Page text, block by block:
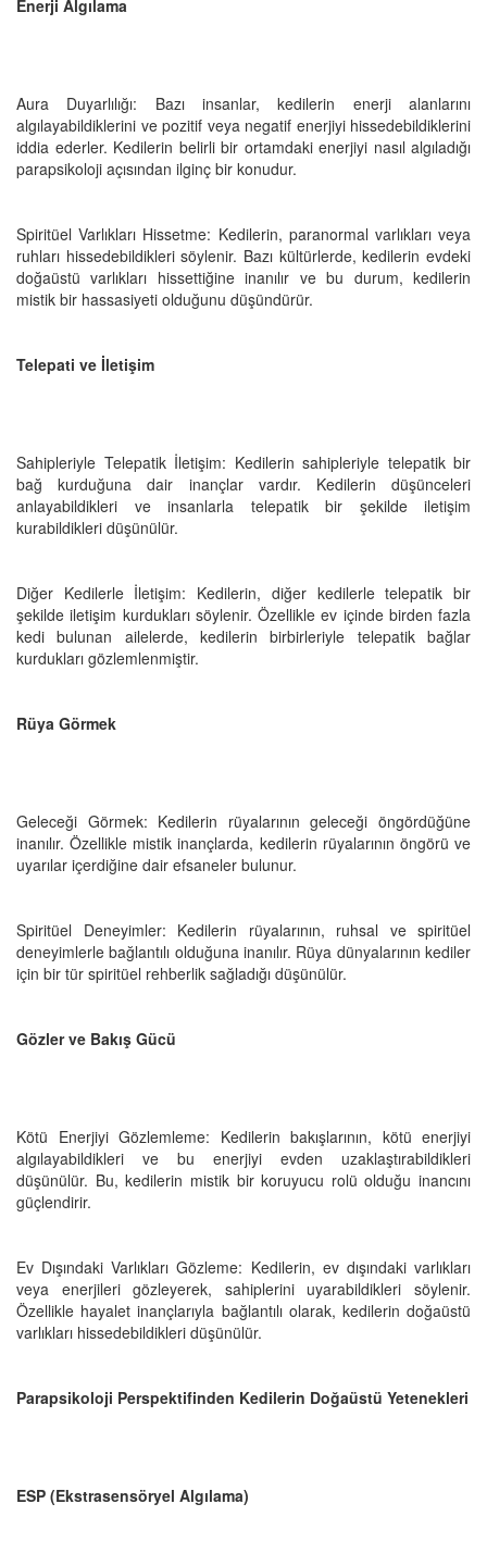
Enerji Algılama
Aura Duyarlılığı: Bazı insanlar, kedilerin enerji alanlarını
algılayabildiklerini ve pozitif veya negatif enerjiyi hissedebildiklerini
iddia ederler. Kedilerin belirli bir ortamdaki enerjiyi nasıl algıladığı
parapsikoloji açısından ilginç bir konudur.
Spiritüel Varlıkları Hissetme: Kedilerin, paranormal varlıkları veya
ruhları hissedebildikleri söylenir. Bazı kültürlerde, kedilerin evdeki
doğaüstü varlıkları hissettiğine inanılır ve bu durum, kedilerin
mistik bir hassasiyeti olduğunu düşündürür.
Telepati ve İletişim
Sahipleriyle Telepatik İletişim: Kedilerin sahipleriyle telepatik bir
bağ kurduğuna dair inançlar vardır. Kedilerin düşünceleri
anlayabildikleri ve insanlarla telepatik bir şekilde iletişim
kurabildikleri düşünülür.
Diğer Kedilerle İletişim: Kedilerin, diğer kedilerle telepatik bir
şekilde iletişim kurdukları söylenir. Özellikle ev içinde birden fazla
kedi bulunan ailelerde, kedilerin birbirleriyle telepatik bağlar
kurdukları gözlemlenmiştir.
Rüya Görmek
Geleceği Görmek: Kedilerin rüyalarının geleceği öngördüğüne
inanılır. Özellikle mistik inançlarda, kedilerin rüyalarının öngörü ve
uyarılar içerdiğine dair efsaneler bulunur.
Spiritüel Deneyimler: Kedilerin rüyalarının, ruhsal ve spiritüel
deneyimlerle bağlantılı olduğuna inanılır. Rüya dünyalarının kediler
için bir tür spiritüel rehberlik sağladığı düşünülür.
Gözler ve Bakış Gücü
Kötü Enerjiyi Gözlemleme: Kedilerin bakışlarının, kötü enerjiyi
algılayabildikleri ve bu enerjiyi evden uzaklaştırabildikleri
düşünülür. Bu, kedilerin mistik bir koruyucu rolü olduğu inancını
güçlendirir.
Ev Dışındaki Varlıkları Gözleme: Kedilerin, ev dışındaki varlıkları
veya enerjileri gözleyerek, sahiplerini uyarabildikleri söylenir.
Özellikle hayalet inançlarıyla bağlantılı olarak, kedilerin doğaüstü
varlıkları hissedebildikleri düşünülür.
Parapsikoloji Perspektifinden Kedilerin Doğaüstü Yetenekleri
ESP (Ekstrasensöryel Algılama)